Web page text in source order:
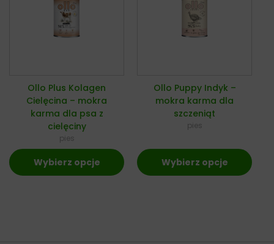
Ollo Plus Kolagen
Cielęcina – mokra
karma dla psa z
cielęciny
pies
Wybierz opcje
Ollo Puppy Indyk –
mokra karma dla
szczeniąt
pies
Wybierz opcje